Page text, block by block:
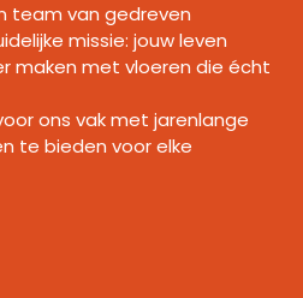
team van gedreven
missie: jouw leven
maken met vloeren die écht
ons vak met jarenlange
te bieden voor elke